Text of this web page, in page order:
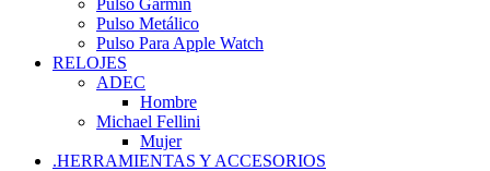
Pulso Garmin
Pulso Metálico
Pulso Para Apple Watch
RELOJES
ADEC
Hombre
Michael Fellini
Mujer
.HERRAMIENTAS Y ACCESORIOS